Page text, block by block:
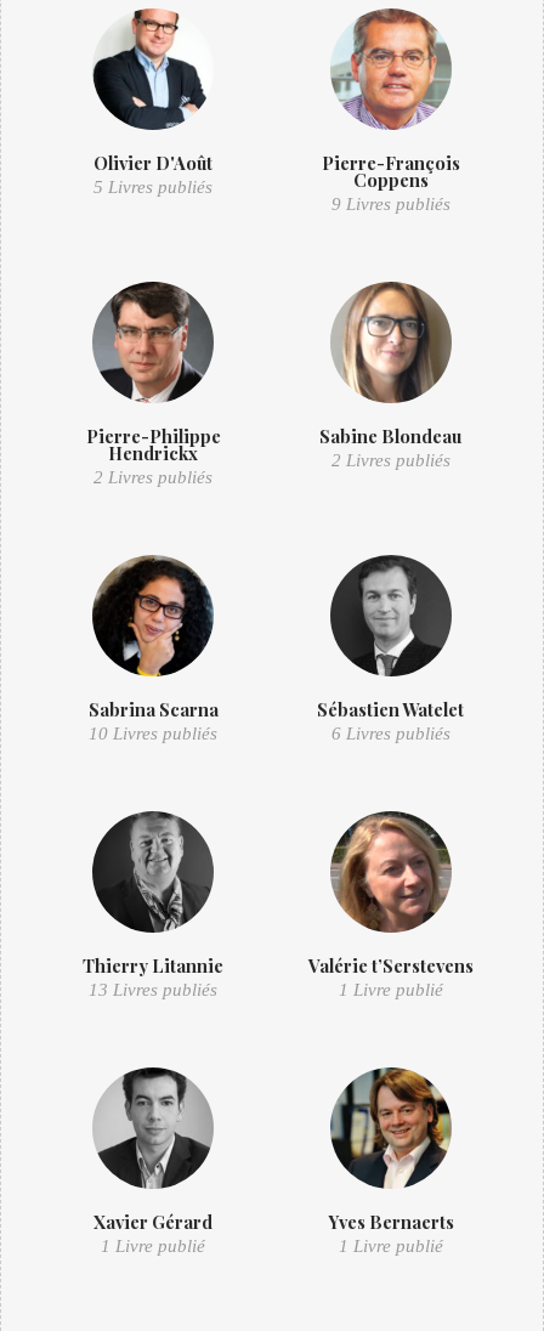
Olivier D'Août
5 Livres publiés
Pierre-François
Coppens
9 Livres publiés
Pierre-Philippe
Hendrickx
2 Livres publiés
Sabine Blondeau
2 Livres publiés
Sabrina Scarna
10 Livres publiés
Sébastien Watelet
6 Livres publiés
Thierry Litannie
13 Livres publiés
Valérie t’Serstevens
1 Livre publié
Xavier Gérard
1 Livre publié
Yves Bernaerts
1 Livre publié